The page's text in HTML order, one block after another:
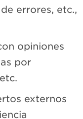
errores, etc.,
opiniones
por
externos